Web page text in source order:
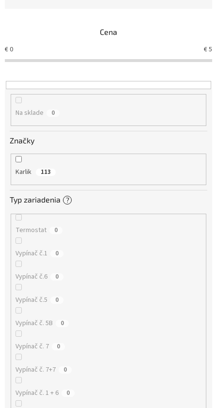
e
p
r
d
Cena
€0 €5
Na sklade 0
Značky
Karlik 113
Typ zariadenia ?
Termostat 0
Vypínač č.1 0
Vypínač č.6 0
Vypínač č.5 0
Vypínač č. 5B 0
Vypínač č. 7 0
Vypínač č. 7+7 0
Vypínač č. 1 + 6 0